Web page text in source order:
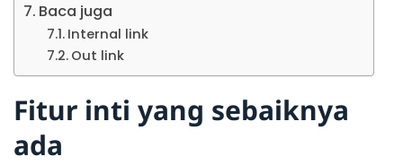
Baca juga
Internal link
Out link
Fitur inti yang sebaiknya
ada